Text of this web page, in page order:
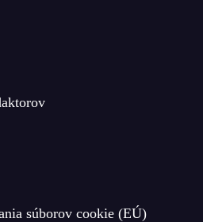
súborov cookie (EÚ)